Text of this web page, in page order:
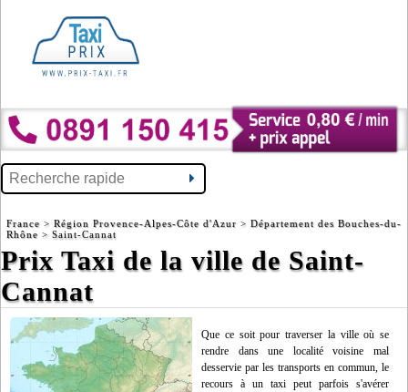
France > Région Provence-Alpes-Côte d'Azur > Département des Bouches-du-
Rhône > Saint-Cannat
Prix Taxi de la ville de Saint-
Cannat
Que ce soit pour traverser la ville où se
rendre dans une localité voisine mal
desservie par les transports en commun, le
recours à un taxi peut parfois s'avérer